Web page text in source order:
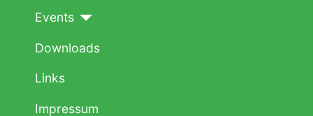
Events
Downloads
Links
Impressum